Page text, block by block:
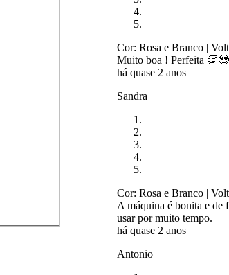
Cor: Rosa e Branco |
Muito boa ! Perfeita
há quase 2 anos
Sandra
Cor: Rosa e Branco |
A máquina é bonita e de
usar por muito tempo.
há quase 2 anos
Antonio